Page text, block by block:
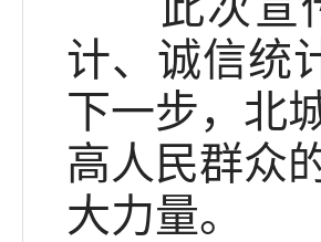
计、诚信统
下一步，北
高人民群众
大力量。